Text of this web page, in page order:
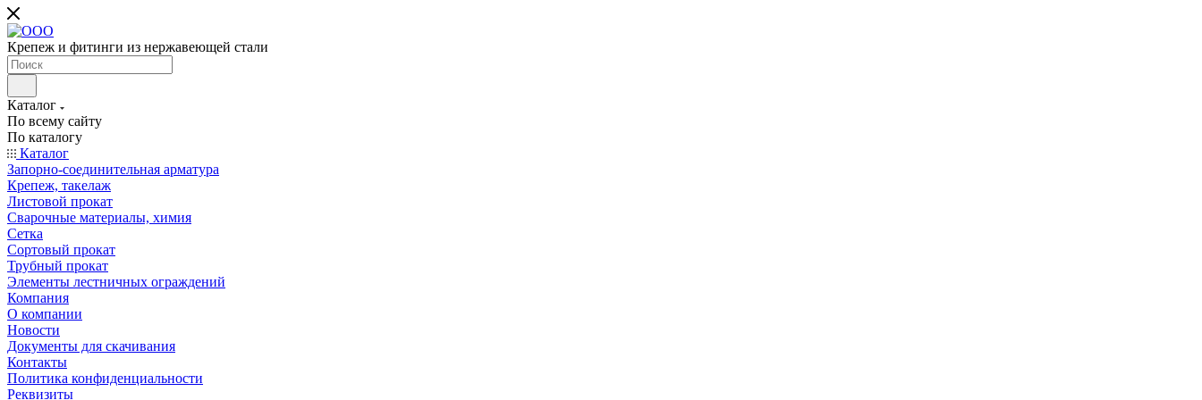
Крепеж и фитинги из нержавеющей стали
Каталог
По всему сайту
По каталогу
Каталог
Запорно-соединительная арматура
Крепеж, такелаж
Листовой прокат
Сварочные материалы, химия
Сетка
Сортовый прокат
Трубный прокат
Элементы лестничных ограждений
Компания
О компании
Новости
Документы для скачивания
Контакты
Политика конфиденциальности
Реквизиты